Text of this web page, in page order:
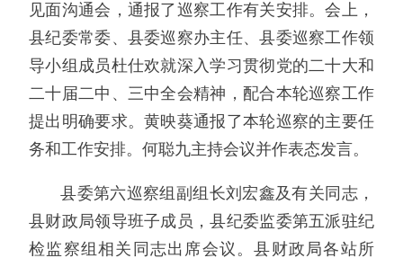
见面沟通会，通报了巡察工作有关安排。会上，
县纪委常委、县委巡察办主任、县委巡察工作领
导小组成员杜仕欢就深入学习贯彻党的二十大和
二十届二中、三中全会精神，配合本轮巡察工作
提出明确要求。黄映葵通报了本轮巡察的主要任
务和工作安排。何聪九主持会议并作表态发言。
县委第六巡察组副组长刘宏鑫及有关同志，
县财政局领导班子成员，县纪委监委第五派驻纪
检监察组相关同志出席会议。县财政局各站所